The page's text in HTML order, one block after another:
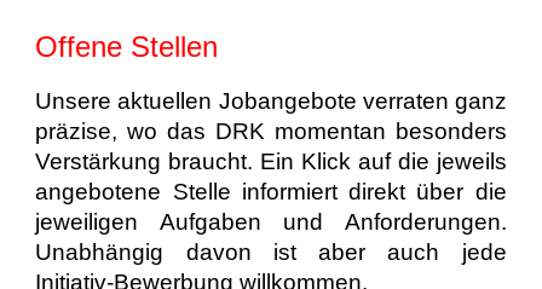
Offene Stellen
Unsere aktuellen Jobangebote verraten ganz
präzise, wo das DRK momentan besonders
Verstärkung braucht. Ein Klick auf die jeweils
angebotene Stelle informiert direkt über die
jeweiligen Aufgaben und Anforderungen.
Unabhängig davon ist aber auch jede
Initiativ-Bewerbung willkommen.